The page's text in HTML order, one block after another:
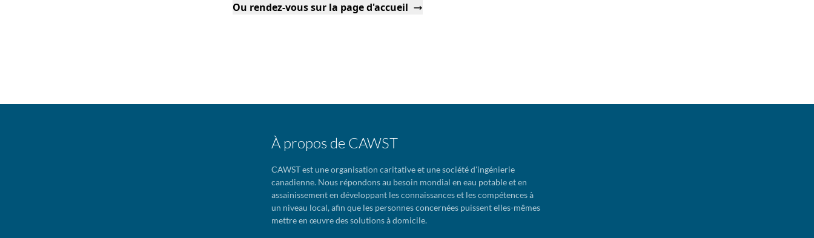
Ou rendez-vous sur la page d'accueil
À propos de CAWST
CAWST est une organisation caritative et une société d'ingénierie
canadienne. Nous répondons au besoin mondial en eau potable et en
assainissement en développant les connaissances et les compétences à
un niveau local, afin que les personnes concernées puissent elles-mêmes
mettre en œuvre des solutions à domicile.